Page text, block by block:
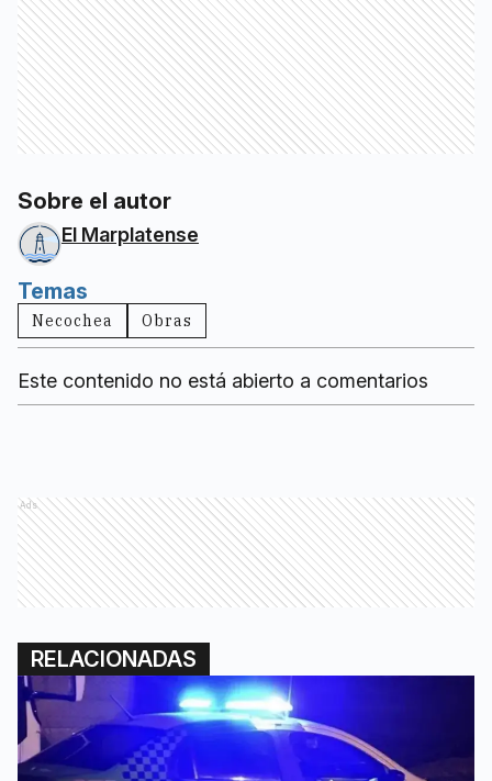
Sobre el autor
El Marplatense
Temas
Necochea Obras
Este contenido no está abierto a comentarios
Ads
RELACIONADAS